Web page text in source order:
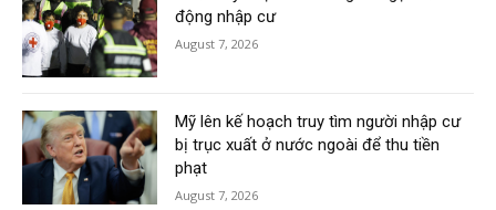
động nhập cư
August 7, 2026
Mỹ lên kế hoạch truy tìm người nhập cư
bị trục xuất ở nước ngoài để thu tiền
phạt
August 7, 2026